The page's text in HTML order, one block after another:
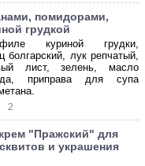
помидорами,
грудкой
куриной грудки,
болгарский, лук репчатый,
лист, зелень, масло
приправа для супа
2
"Пражский" для
и украшения